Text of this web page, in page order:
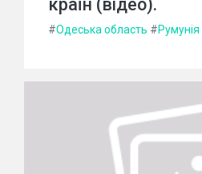
країн (відео).
#Одеська область #Румунія